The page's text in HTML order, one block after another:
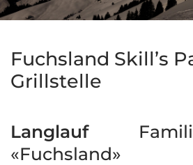
Fuchsland Skill’s
Grillstelle
Langlauf
«Fuchsland»